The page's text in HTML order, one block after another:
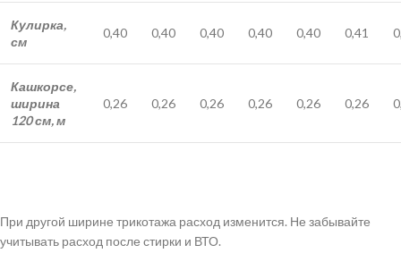
Кулирка,
см
0,40 0,40 0,40 0,40 0,40 0,41
Кашкорсе,
ширина
120 см, м
0,26 0,26 0,26 0,26 0,26 0,26
При другой ширине трикотажа расход изменится. Не забывайте
учитывать расход после стирки и ВТО.